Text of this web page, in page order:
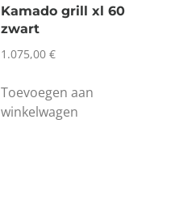
Kamado grill xl 60
zwart
1.075,00€
Toevoegen aan
winkelwagen